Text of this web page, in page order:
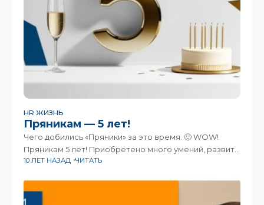
HR ЖИЗНЬ
Пряникам — 5 лет!
Чего добились «Пряники» за это время. 🙂 WOW!
Пряникам 5 лет! Приобретено много умений, развито
много талантов, а впереди еще столько всего
10 ЛЕТ НАЗАД ЧИТАТЬ